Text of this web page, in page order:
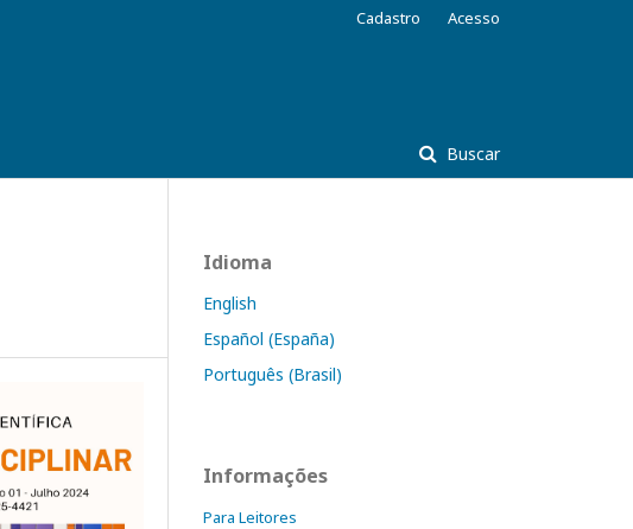
Buscar
Cadastro Acesso
Idioma
English
Español (España)
Português (Brasil)
Informações
Para Leitores